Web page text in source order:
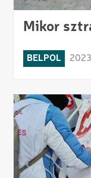
Mikor
BELPOL